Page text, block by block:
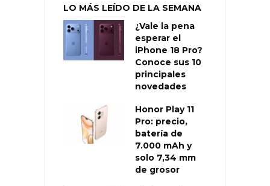
LO MÁS LEÍDO DE LA SEMANA
¿Vale la pena
esperar el
iPhone 18 Pro?
Conoce sus 10
principales
novedades
Honor Play 11
Pro: precio,
batería de
7.000 mAh y
solo 7,34 mm
de grosor